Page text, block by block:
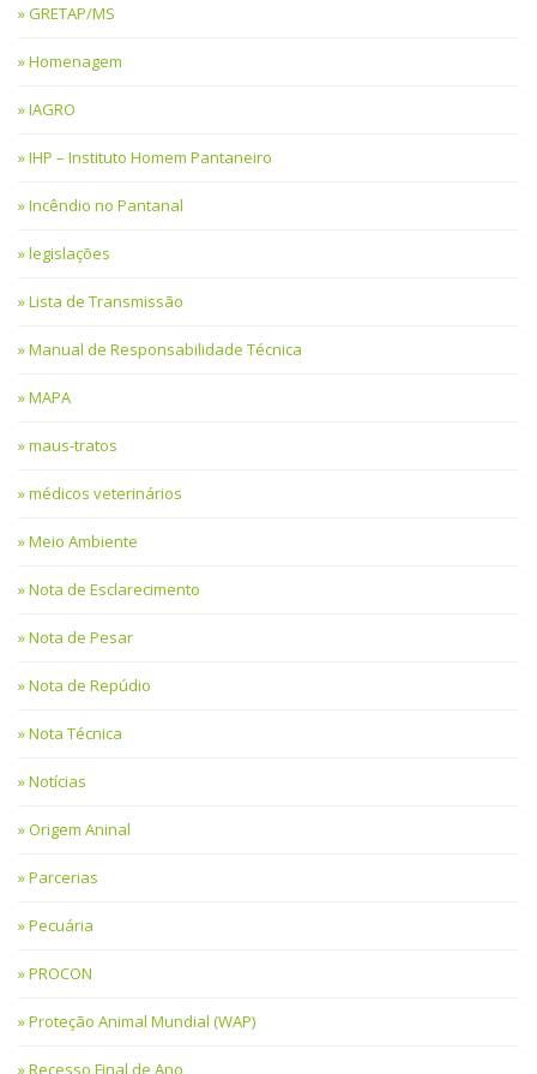
GRETAP/MS
Homenagem
IAGRO
IHP – Instituto Homem Pantaneiro
Incêndio no Pantanal
legislações
Lista de Transmissão
Manual de Responsabilidade Técnica
MAPA
maus-tratos
médicos veterinários
Meio Ambiente
Nota de Esclarecimento
Nota de Pesar
Nota de Repúdio
Nota Técnica
Notícias
Origem Aninal
Parcerias
Pecuária
PROCON
Proteção Animal Mundial (WAP)
Recesso Final de Ano